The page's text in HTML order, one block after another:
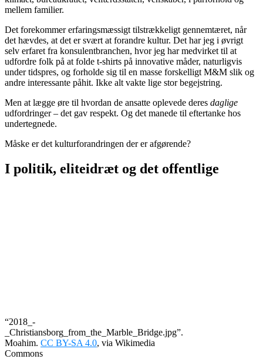
mellem familier.
Det forekommer erfaringsmæssigt tilstrækkeligt gennemtæret, når
det hævdes, at det er svært at forandre kultur. Det har jeg i øvrigt
selv erfaret fra konsulentbranchen, hvor jeg har medvirket til at
udfordre folk på at folde t-shirts på innovative måder, naturligvis
under tidspres, og forholde sig til en masse forskelligt M&M slik og
andre interessante påhit. Ikke alt vakte lige stor begejstring.
Men at lægge øre til hvordan de ansatte oplevede deres daglige
udfordringer – det gav respekt. Og det manede til eftertanke hos
undertegnede.
Måske er det kulturforandringen der er afgørende?
I politik, eliteidræt og det offentlige
“2018_-
_Christiansborg_from_the_Marble_Bridge.jpg”.
Moahim. CC BY-SA 4.0, via Wikimedia
Commons